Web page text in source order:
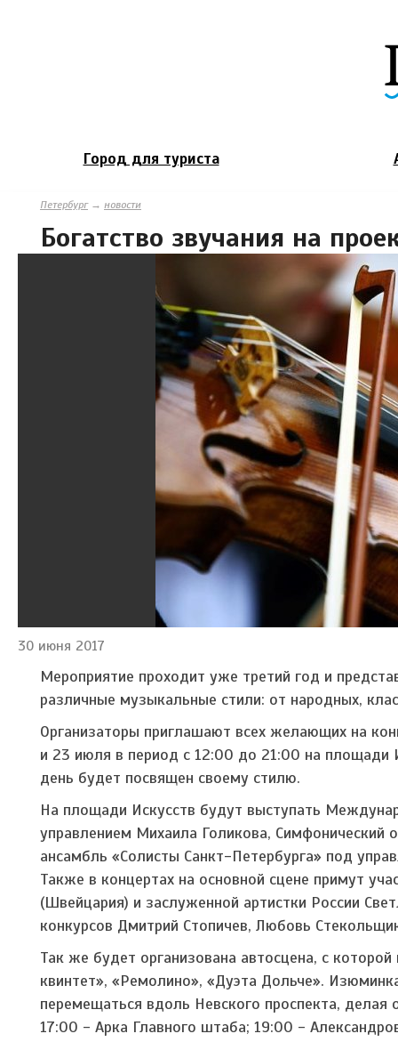
Город для туриста
Петербург→ новости
Богатство звучания на
30 июня 2017
Мероприятие проходит уже третий год и
различные музыкальные стили: от народных,
Организаторы приглашают всех желающих на
и 23 июля в период с 12:00 до 21:00 на площади
день будет посвящен своему стилю.
На площади Искусств будут выступать
управлением Михаила Голикова, Симфонический
ансамбль «Солисты Санкт-Петербурга» под
Также в концертах на основной сцене примут
(Швейцария) и заслуженной артистки России
конкурсов Дмитрий Стопичев, Любовь
Так же будет организована автосцена, с
квинтет», «Ремолино», «Дуэта Дольче».
перемещаться вдоль Невского проспекта,
17:00 - Арка Главного штаба; 19:00 -